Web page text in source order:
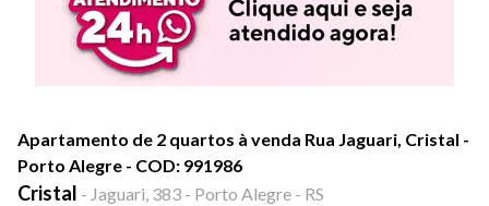
Apartamento de 2 quartos à venda Rua Jaguari, Cristal -
Porto Alegre - COD: 991986
Cristal - Jaguari, 383 - Porto Alegre - RS